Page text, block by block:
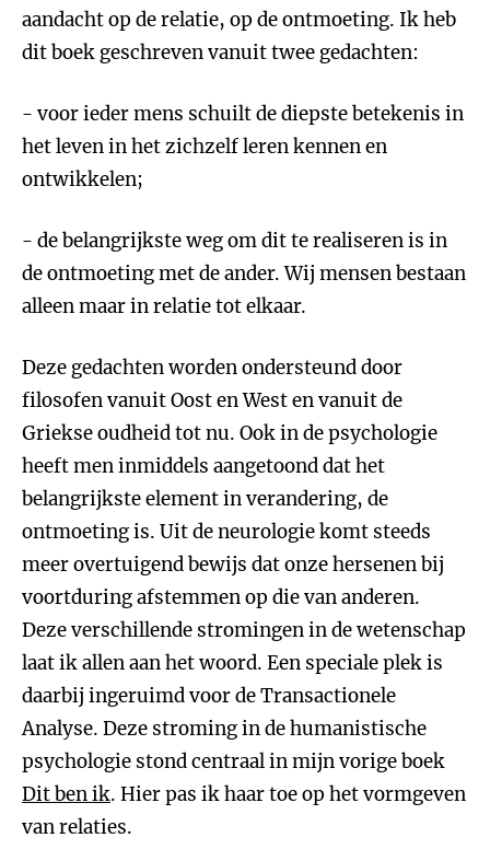
aandacht op de relatie, op de ontmoeting. Ik heb
dit boek geschreven vanuit twee gedachten:
- voor ieder mens schuilt de diepste betekenis in
het leven in het zichzelf leren kennen en
ontwikkelen;
- de belangrijkste weg om dit te realiseren is in
de ontmoeting met de ander. Wij mensen bestaan
alleen maar in relatie tot elkaar.
Deze gedachten worden ondersteund door
filosofen vanuit Oost en West en vanuit de
Griekse oudheid tot nu. Ook in de psychologie
heeft men inmiddels aangetoond dat het
belangrijkste element in verandering, de
ontmoeting is. Uit de neurologie komt steeds
meer overtuigend bewijs dat onze hersenen bij
voortduring afstemmen op die van anderen.
Deze verschillende stromingen in de wetenschap
laat ik allen aan het woord. Een speciale plek is
daarbij ingeruimd voor de Transactionele
Analyse. Deze stroming in de humanistische
psychologie stond centraal in mijn vorige boek
Dit ben ik. Hier pas ik haar toe op het vormgeven
van relaties.